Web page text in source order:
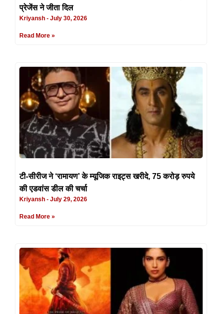
प्रेजेंस ने जीता दिल
Kriyansh July 30, 2026
Read More »
टी-सीरीज ने ‘रामायण’ के म्यूजिक राइट्स खरीदे, 75 करोड़ रुपये
की एडवांस डील की चर्चा
Kriyansh July 29, 2026
Read More »